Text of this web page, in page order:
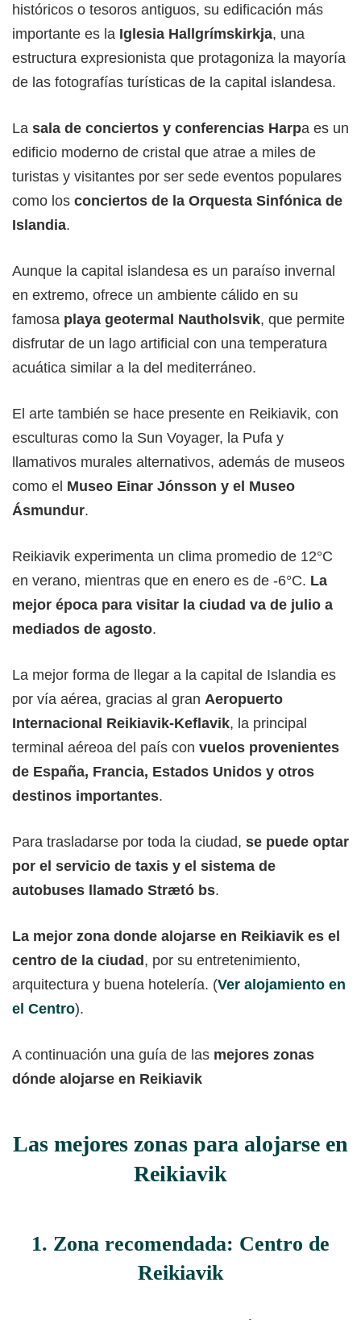
históricos o tesoros antiguos, su edificación más
importante es la Iglesia Hallgrímskirkja, una
estructura expresionista que protagoniza la mayoría
de las fotografías turísticas de la capital islandesa.
La sala de conciertos y conferencias Harpa es un
edificio moderno de cristal que atrae a miles de
turistas y visitantes por ser sede eventos populares
como los conciertos de la Orquesta Sinfónica de
Islandia.
Aunque la capital islandesa es un paraíso invernal
en extremo, ofrece un ambiente cálido en su
famosa playa geotermal Nautholsvik, que permite
disfrutar de un lago artificial con una temperatura
acuática similar a la del mediterráneo.
El arte también se hace presente en Reikiavik, con
esculturas como la Sun Voyager, la Pufa y
llamativos murales alternativos, además de museos
como el Museo Einar Jónsson y el Museo
Ásmundur.
Reikiavik experimenta un clima promedio de 12°C
en verano, mientras que en enero es de -6°C. La
mejor época para visitar la ciudad va de julio a
mediados de agosto.
La mejor forma de llegar a la capital de Islandia es
por vía aérea, gracias al gran Aeropuerto
Internacional Reikiavik-Keflavik, la principal
terminal aéreoa del país con vuelos provenientes
de España, Francia, Estados Unidos y otros
destinos importantes.
Para trasladarse por toda la ciudad, se puede optar
por el servicio de taxis y el sistema de
autobuses llamado Strætó bs.
La mejor zona donde alojarse en Reikiavik es el
centro de la ciudad , por su entretenimiento,
arquitectura y buena hotelería. (Ver alojamiento en
el Centro).
A continuación una guía de las mejores zonas
dónde alojarse en Reikiavik
Las mejores zonas para alojarse en
Reikiavik
1. Zona recomendada: Centro de
Reikiavik